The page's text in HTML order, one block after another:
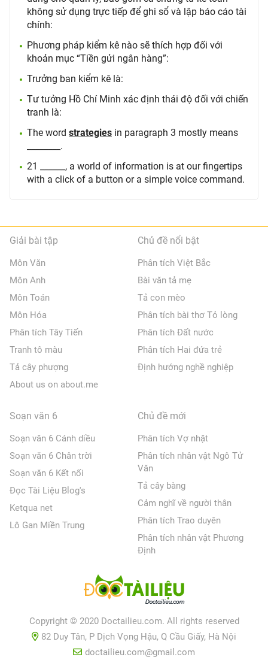
không sử dụng trực tiếp để ghi sổ và lập báo cáo tài
chính:
Phương pháp kiểm kê nào sẽ thích hợp đối với
khoản mục “Tiền gửi ngân hàng”:
Trưởng ban kiểm kê là:
Tư tưởng Hồ Chí Minh xác định thái độ đối với chiến
tranh là:
The word strategies in paragraph 3 mostly means
________.
21 ______, a world of information is at our fingertips
with a click of a button or a simple voice command.
Giải bài tập
Môn Văn
Môn Anh
Môn Toán
Môn Hóa
Phân tích Tây Tiến
Tranh tô màu
Tả cây phượng
About us on about.me
Chủ đề nổi bật
Phân tích Việt Bắc
Bài văn tả mẹ
Tả con mèo
Phân tích bài thơ Tỏ lòng
Phân tích Đất nước
Phân tích Hai đứa trẻ
Định hướng nghề nghiệp
Soạn văn 6
Soạn văn 6 Cánh diều
Soạn văn 6 Chân trời
Soạn văn 6 Kết nối
Đọc Tài Liệu Blog's
Ketqua net
Lô Gan Miền Trung
Chủ đề mới
Phân tích Vợ nhặt
Phân tích nhân vật Ngô Tử
Văn
Tả cây bàng
Cảm nghĩ về người thân
Phân tích Trao duyên
Phân tích nhân vật Phương
Định
Copyright © 2020 Doctailieu.com. All rights reserved
82 Duy Tân, P Dịch Vọng Hậu, Q Cầu Giấy, Hà Nội
doctailieu.com@gmail.com